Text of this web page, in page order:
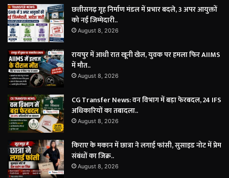
छत्तीसगढ़ गृह निर्माण मंडल में प्रभार बदले, 3 अपर आयुक्तों
को नई जिम्मेदारी..
August 8, 2026
रायपुर में आधी रात खूनी खेल, युवक पर हमला फिर AIIMS
में मौत..
August 8, 2026
CG Transfer News: वन विभाग में बड़ा फेरबदल, 24 IFS
अधिकारियों का तबादला..
August 8, 2026
किराए के मकान में छात्रा ने लगाई फांसी, सुसाइड नोट में प्रेम
संबंधों का जिक्र..
August 8, 2026